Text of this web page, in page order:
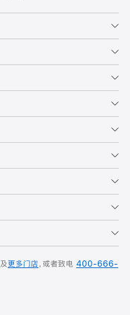
及更多门店，或者致电 400-666-